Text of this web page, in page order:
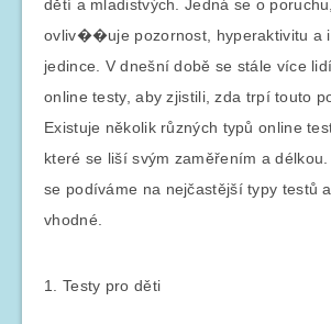
dětí a mladistvých. Jedná se o
ovliv��uje pozornost, hyperaktivitu a
jedince. V dnešní době se stále více
online testy, aby zjistili, zda trpí touto
Existuje několik různých typů online
které se liší svým zaměřením a
se podíváme na nejčastější typy testů
vhodné.
1. Testy pro děti